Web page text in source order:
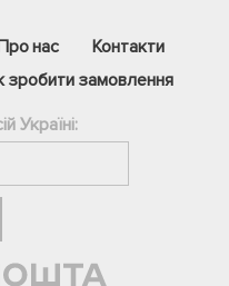
нас
Контакти
зробити замовлення
Україні:
Телеграм